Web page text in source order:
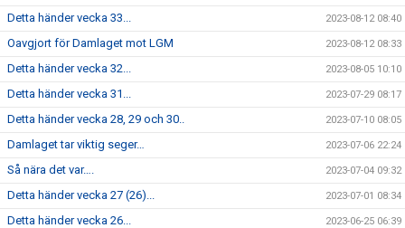
Detta händer vecka 33... 2023-08-12 08:40
Oavgjort för Damlaget mot LGM 2023-08-12 08:33
Detta händer vecka 32... 2023-08-05 10:10
Detta händer vecka 31... 2023-07-29 08:17
Detta händer vecka 28, 29 och 30.. 2023-07-10 08:05
Damlaget tar viktig seger… 2023-07-06 22:24
Så nära det var…. 2023-07-04 09:32
Detta händer vecka 27 (26)... 2023-07-01 08:34
Detta händer vecka 26... 2023-06-25 06:39